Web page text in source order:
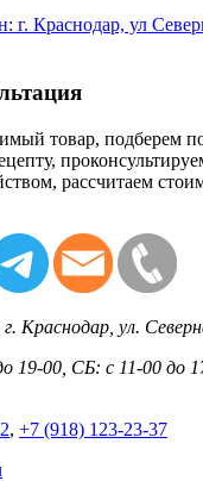
г. Краснодар, ул
товар, подберем
рассчитаем
г. Краснодар ул.
19-00, СБ: с 11-00 до
, +7 (918) 123-23-37